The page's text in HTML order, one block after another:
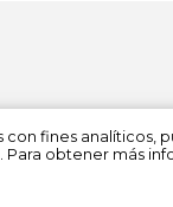
fines analíticos,
obtener más